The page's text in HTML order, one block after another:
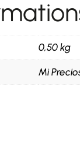
0,50 kg
Mi